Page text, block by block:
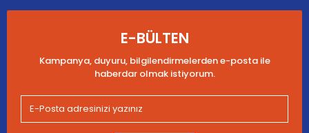
E-BÜLTEN
Kampanya, duyuru, bilgilendirmelerden e-posta ile
haberdar olmak istiyorum.